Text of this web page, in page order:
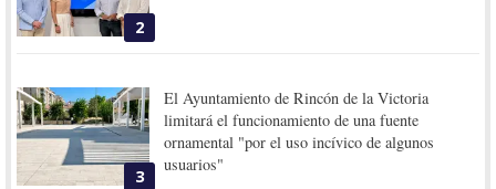
2
3
El Ayuntamiento de Rincón de la Victoria
limitará el funcionamiento de una fuente
ornamental "por el uso incívico de algunos
usuarios"